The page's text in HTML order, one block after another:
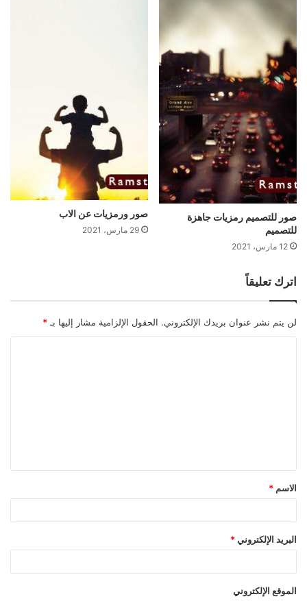
صور للتصميم رمزيات جاهزة
للتصميم
12 مارس، 2021
صور ورمزيات عن الاب
29 مارس، 2021
اترك تعليقاً
لن يتم نشر عنوان بريدك الإلكتروني. الحقول الإلزامية مشار إليها بـ *
ق
*
الاسم *
البريد الإلكتروني *
الموقع الإلكتروني